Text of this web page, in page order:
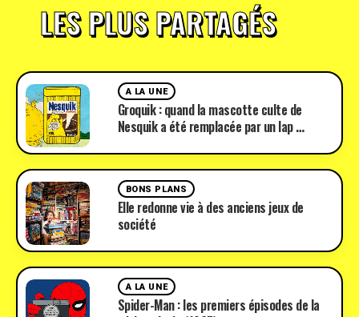
LES PLUS PARTAGÉS
A LA UNE
Groquik : quand la mascotte culte de
Nesquik a été remplacée par un lap …
BONS PLANS
Elle redonne vie à des anciens jeux de
société
A LA UNE
Spider-Man : les premiers épisodes de la